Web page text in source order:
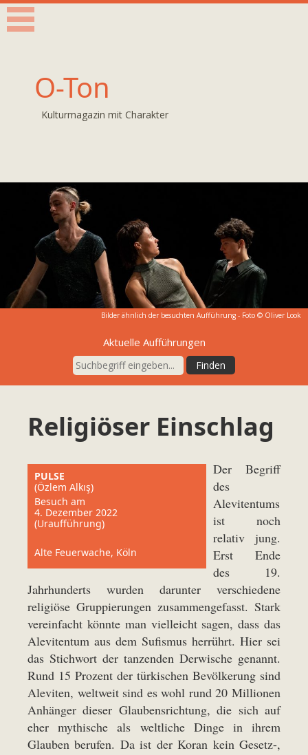
O-Ton
Kulturmagazin mit Charakter
Bilder ähnlich der besuchten Aufführung - Foto © Oliver Look
Aktuelle Aufführungen
Religiöser Einschlag
PULSE
(Özlem Alkış)
Besuch am
4. Dezember 2022
(Uraufführung)
Alte Feuerwache, Köln
Der Begriff
des
Alevitentums
ist noch
relativ jung.
Erst Ende
des 19.
Jahrhunderts wurden darunter verschiedene
religiöse Gruppierungen zusammengefasst. Stark
vereinfacht könnte man vielleicht sagen, dass das
Alevitentum aus dem Sufismus herrührt. Hier sei
das Stichwort der tanzenden Derwische genannt.
Rund 15 Prozent der türkischen Bevölkerung sind
Aleviten, weltweit sind es wohl rund 20 Millionen
Anhänger dieser Glaubensrichtung, die sich auf
eher mythische als weltliche Dinge in ihrem
Glauben berufen. Da ist der Koran kein Gesetz-,